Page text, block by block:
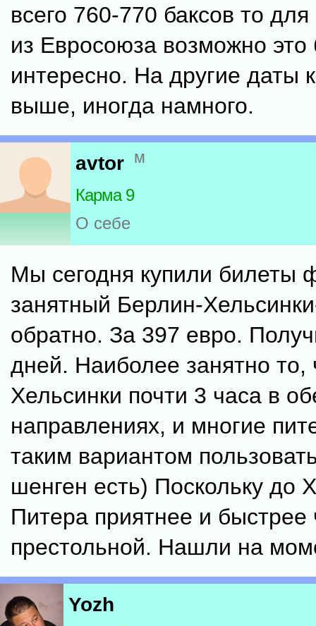
всего 760-770 баксов то
из Евросоюза возможно это
интересно. На другие даты
выше, иногда намного.
avtor м
Карма 9
О себе
Мы сегодня купили билеты
занятный Берлин-
обратно. За 397 евро.
дней. Наиболее занятно то,
Хельсинки почти 3 часа в
направлениях, и многие
таким вариантом
шенген есть) Поскольку до
Питера приятнее и
престольной. Нашли на
Yozh